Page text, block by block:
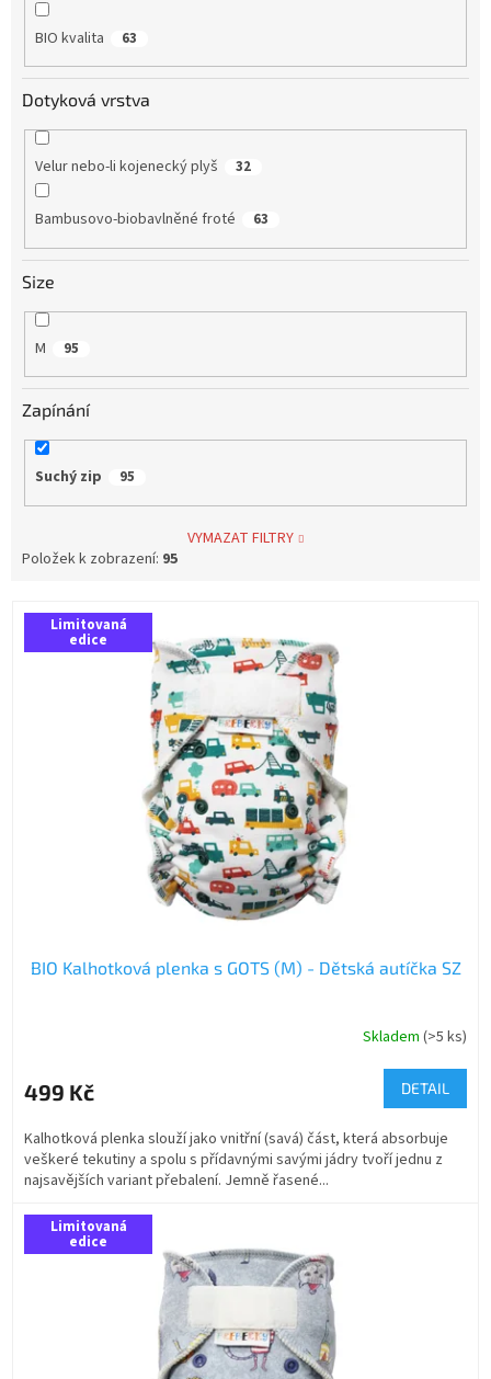
BIO kvalita 63
Dotyková vrstva
Velur nebo-li kojenecký plyš 32
Bambusovo-biobavlněné froté 63
Size
M 95
Zapínání
Suchý zip 95
VYMAZAT FILTRY
Položek k zobrazení: 95
Limitovaná
edice
BIO Kalhotková plenka s GOTS (M) - Dětská autíčka SZ
Skladem (>5 ks)
499 Kč DETAIL
Kalhotková plenka slouží jako vnitřní (savá) část, která absorbuje
veškeré tekutiny a spolu s přídavnými savými jádry tvoří jednu z
najsavějších variant přebalení. Jemně řasené...
Limitovaná
edice